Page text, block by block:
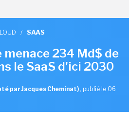
/ SAAS
menace 234 Md$ de
le SaaS d'ici 2030
par Jacques Cheminat) , publié le 06